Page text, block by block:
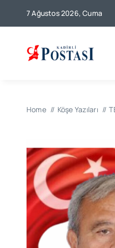
7 Ağustos 2026, Cuma
Kadirli
Home Köşe Yazıları